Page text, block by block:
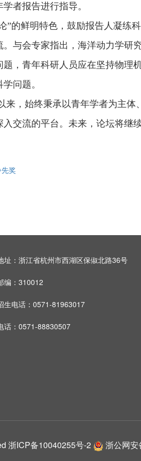
者报告进行指导。
鲜明特色，鼓励报告人凝练
与会专家指出，海洋动力学研
，青年科研人员应在坚持物理
问题。
，始终秉承以青年学者为主体
交流的平台。未来，论坛将继
奖
址：浙江省杭州市西湖区保俶北路36号
编：310012
生电话：0571-81963017
话：0571-88830507
浙ICP备10040255号-2 浙公网